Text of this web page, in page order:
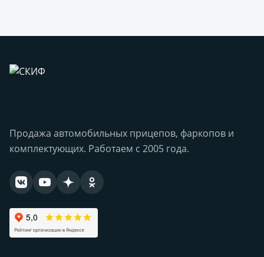
Продажа автомобильных прицепов, фаркопов и
комплектующих. Работаем с 2005 года.